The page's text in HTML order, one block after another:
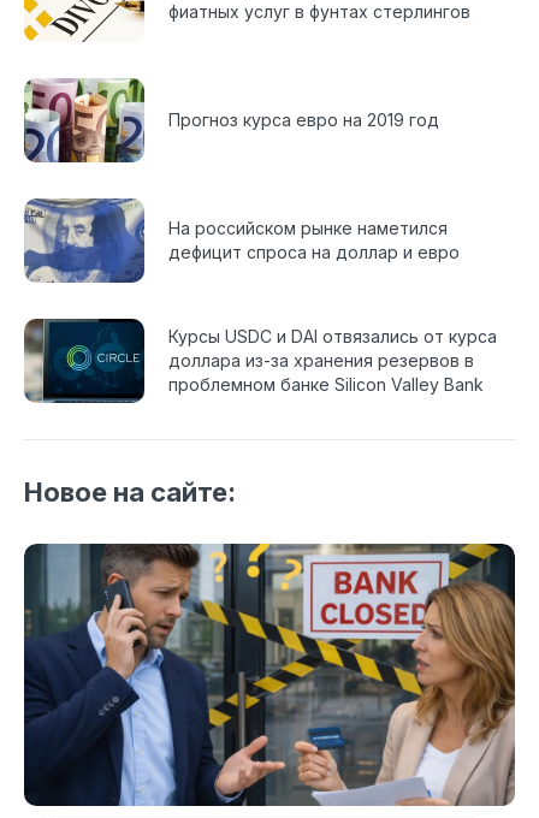
фиатных услуг в фунтах стерлингов
Прогноз курса евро на 2019 год
На российском рынке наметился
дефицит спроса на доллар и евро
Курсы USDC и DAI отвязались от курса
доллара из-за хранения резервов в
проблемном банке Silicon Valley Bank
Новое на сайте: